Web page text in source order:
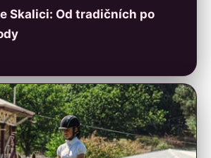
Skalici: Od tradičních po